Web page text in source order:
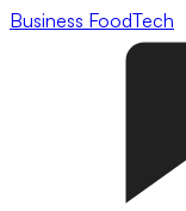
Business FoodTech